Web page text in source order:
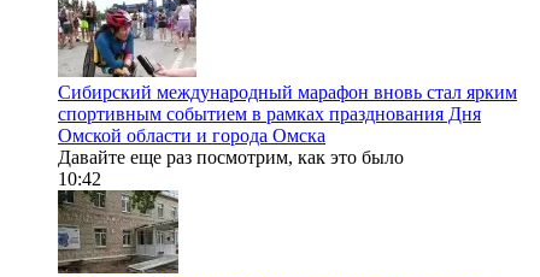
Сибирский международный марафон вновь стал ярким
спортивным событием в рамках празднования Дня
Омской области и города Омска
Давайте еще раз посмотрим, как это было
10:42